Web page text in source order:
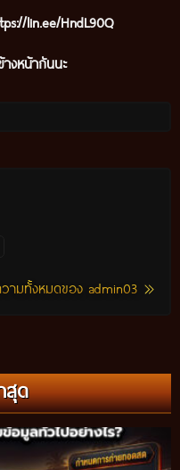
lin.ee/HndL90Q
างหน้ากันนะ
ามทั้งหมดของ admin03
สุด